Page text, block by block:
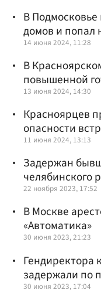
В
домов и попал
14 июня 2024, 11:28
В
повышенной
13 июня 2024, 14:30
Красноярцев
опасности
11 июня 2024, 13:13
Задержан
челябинского
22 ноября 2023, 17:52
В Москве
«Автоматика»
30 июня 2023, 21:23
Гендиректора
задержали по
30 июня 2023, 17:04